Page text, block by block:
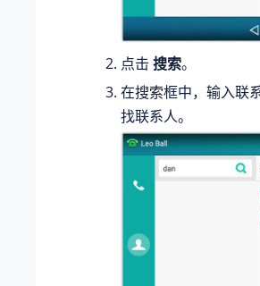
点击 搜索。
在搜索框中，输入联
找联系人。